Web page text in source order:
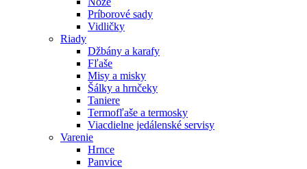
Príborové sady
Vidličky
Riady
Džbány a karafy
Fľaše
Misy a misky
Šálky a hrnčeky
Taniere
Termofľaše a termosky
Viacdielne jedálenské servisy
Varenie
Hrnce
Panvice